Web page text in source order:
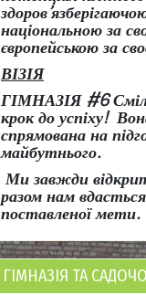
здоров’
національною за
європейською за
ВІЗІЯ
ГІМНАЗІЯ #6
крок до успіху!
спрямована на
майбутнього.
Ми завжди
разом нам
поставленої мети.
ГІМНАЗІЯ ТА